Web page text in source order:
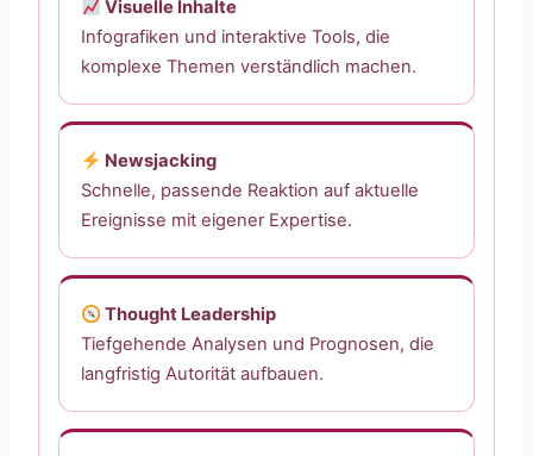
Visuelle Inhalte
Infografiken und interaktive Tools, die
komplexe Themen verständlich machen.
Newsjacking
Schnelle, passende Reaktion auf aktuelle
Ereignisse mit eigener Expertise.
Thought Leadership
Tiefgehende Analysen und Prognosen, die
langfristig Autorität aufbauen.